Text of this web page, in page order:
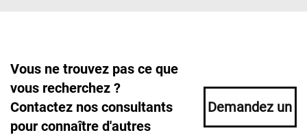
Vous ne trouvez pas ce que
vous recherchez ?
Contactez nos consultants
pour connaître d'autres
Demandez un